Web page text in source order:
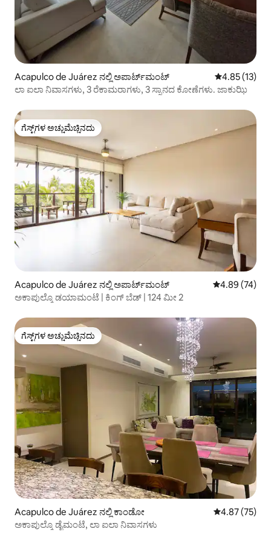
Acapulco de Juárez ನಲ್ಲಿ ಅಪಾರ್ಟ್‌ಮಂಟ್ 5 ರಲ್ಲಿ 4.85
4.85 (13)
ಲಾ ಐಲಾ ನಿವಾಸಗಳು, 3 ರೆಕಾಮರಾಗಳು, 3 ಸ್ನಾನದ ಕೋಣೆಗಳು. ಜಾಕುಝಿ
ಗೆಸ್ಟ್‌ಗಳ ಅಚ್ಚುಮೆಚ್ಚಿನದು
ಗೆಸ್ಟ್‌ಗಳ ಅಚ್ಚುಮೆಚ್ಚಿನದು
Acapulco de Juárez ನಲ್ಲಿ ಅಪಾರ್ಟ್‌ಮಂಟ್ 5 ರಲ್ಲಿ 4.89
4.89 (74)
ಅಕಾಪುಲ್ಕೊ ಡಯಾಮಂಟೆ | ಕಿಂಗ್ ಬೆಡ್ | 124 ಮೀ 2
ಗೆಸ್ಟ್‌ಗಳ ಅಚ್ಚುಮೆಚ್ಚಿನದು
ಗೆಸ್ಟ್‌ಗಳ ಅಚ್ಚುಮೆಚ್ಚಿನದು
Acapulco de Juárez ನಲ್ಲಿ ಕಾಂಡೋ 5 ರಲ್ಲಿ 4.87
4.87 (75)
ಅಕಾಪುಲ್ಕೊ ಡೈಮಂಟೆ, ಲಾ ಐಲಾ ನಿವಾಸಗಳು